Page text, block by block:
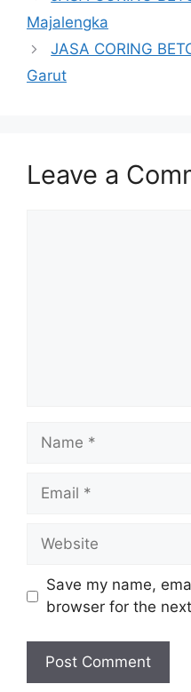
Majalengka
JASA CORING
Garut
Leave a
Name
Email
Website
Save my name,
browser for the